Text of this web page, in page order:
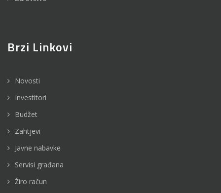
Brzi Linkovi
Novosti
Investitori
Budžet
Zahtjevi
Javne nabavke
Servisi građana
Žiro račun